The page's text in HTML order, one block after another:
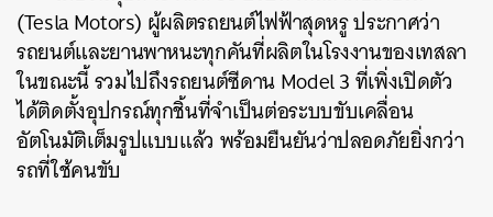
(Tesla Motors) ผู้ผลิตรถยนต์ไฟฟ้าสุดหรู ประกาศว่า
รถยนต์และยานพาหนะทุกคันที่ผลิตในโรงงานของเทสลา
ในขณะนี้ รวมไปถึงรถยนต์ซีดาน Model 3 ที่เพิ่งเปิดตัว
ได้ติดตั้งอุปกรณ์ทุกชิ้นที่จำเป็นต่อระบบขับเคลื่อน
อัตโนมัติเต็มรูปแบบแล้ว พร้อมยืนยันว่าปลอดภัยยิ่งกว่า
รถที่ใช้คนขับ